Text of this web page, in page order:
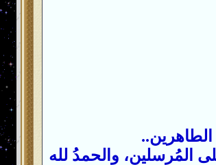
الطاهرين..
المُرسلين، والحمدُ لله